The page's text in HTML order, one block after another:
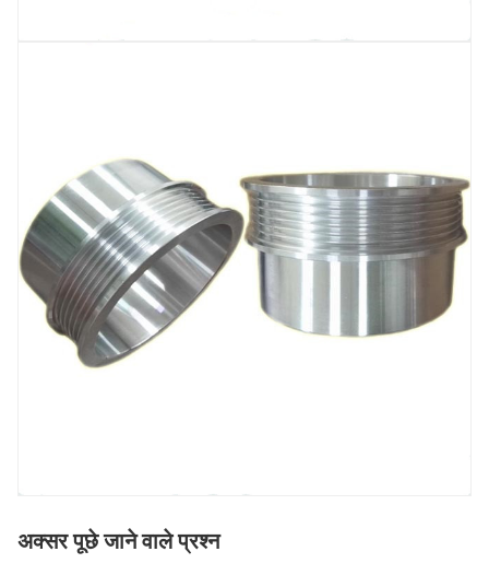
अक्सर पूछे जाने वाले प्रश्न